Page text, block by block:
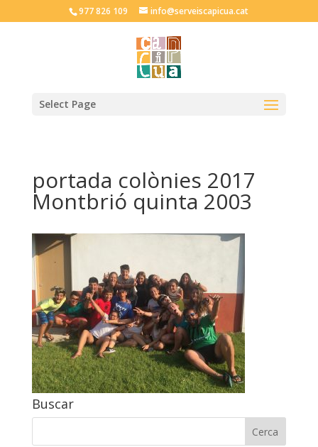
977 826 109 info@serveiscapicua.cat
Select Page
portada colònies 2017
Montbrió quinta 2003
Buscar